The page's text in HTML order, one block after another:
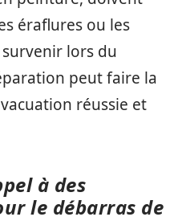
éraflures ou les
lors du
peut faire la
réussie et
à des
le débarras de